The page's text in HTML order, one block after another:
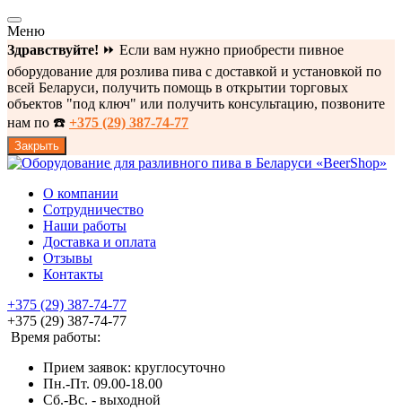
Меню
Здравствуйте! ⏩ Если вам нужно приобрести пивное
оборудование для розлива пива с доставкой и установкой по
всей Беларуси, получить помощь в открытии торговых
объектов "под ключ" или получить консультацию, позвоните
нам по ☎️ +375 (29) 387-74-77
Закрыть
О компании
Сотрудничество
Наши работы
Доставка и оплата
Отзывы
Контакты
+375 (29) 387-74-77
+375 (29) 387-74-77
Время работы:
Прием заявок: круглосуточно
Пн.-Пт. 09.00-18.00
Cб.-Вс. - выходной